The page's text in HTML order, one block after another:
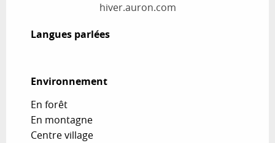
hiver.auron.com
Langues parlées
Langues parlées
Environnement
Environnement
En forêt
En montagne
Centre village